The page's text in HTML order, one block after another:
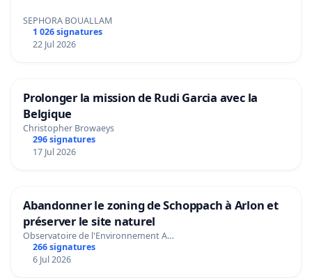
SEPHORA BOUALLAM
1 026 signatures
22 Jul 2026
Prolonger la mission de Rudi Garcia avec la
Belgique
Christopher Browaeys
296 signatures
17 Jul 2026
Abandonner le zoning de Schoppach à Arlon et
préserver le site naturel
Observatoire de l'Environnement A…
266 signatures
6 Jul 2026